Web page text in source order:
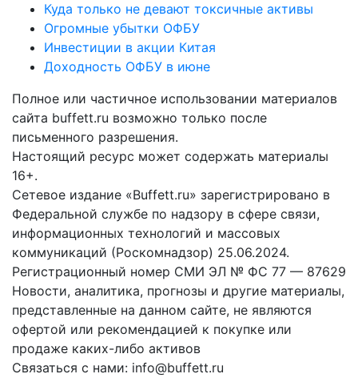
Куда только не девают токсичные активы
Огромные убытки ОФБУ
Инвестиции в акции Китая
Доходность ОФБУ в июне
Полное или частичное использовании материалов
сайта buffett.ru возможно только после
письменного разрешения.
Настоящий ресурс может содержать материалы
16+.
Сетевое издание «Buffett.ru» зарегистрировано в
Федеральной службе по надзору в сфере связи,
информационных технологий и массовых
коммуникаций (Роскомнадзор) 25.06.2024.
Регистрационный номер СМИ ЭЛ № ФС 77 — 87629
Новости, аналитика, прогнозы и другие материалы,
представленные на данном сайте, не являются
офертой или рекомендацией к покупке или
продаже каких-либо активов
Связаться с нами: info@buffett.ru